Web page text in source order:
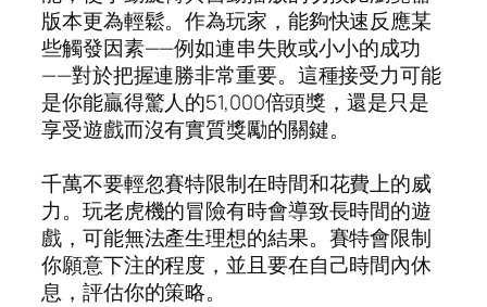
版本更為輕鬆。作為玩家，能夠快速反應某
些觸發因素——例如連串失敗或小小的成功
——對於把握連勝非常重要。這種接受力可能
是你能贏得驚人的51,000倍頭獎，還是只是
享受遊戲而沒有實質獎勵的關鍵。
千萬不要輕忽賽特限制在時間和花費上的威
力。玩老虎機的冒險有時會導致長時間的遊
戲，可能無法產生理想的結果。賽特會限制
你願意下注的程度，並且要在自己時間內休
息，評估你的策略。